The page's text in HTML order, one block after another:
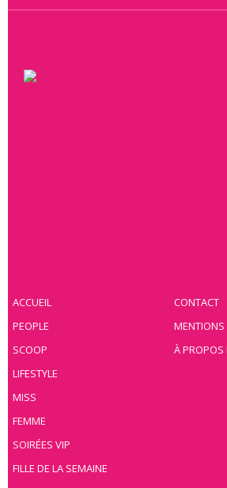
ACCUEIL
PEOPLE
SCOOP
LIFESTYLE
MISS
FEMME
SOIRÉES VIP
FILLE DE LA SEMAINE
CONTACT
MENTIONS
À PROPOS